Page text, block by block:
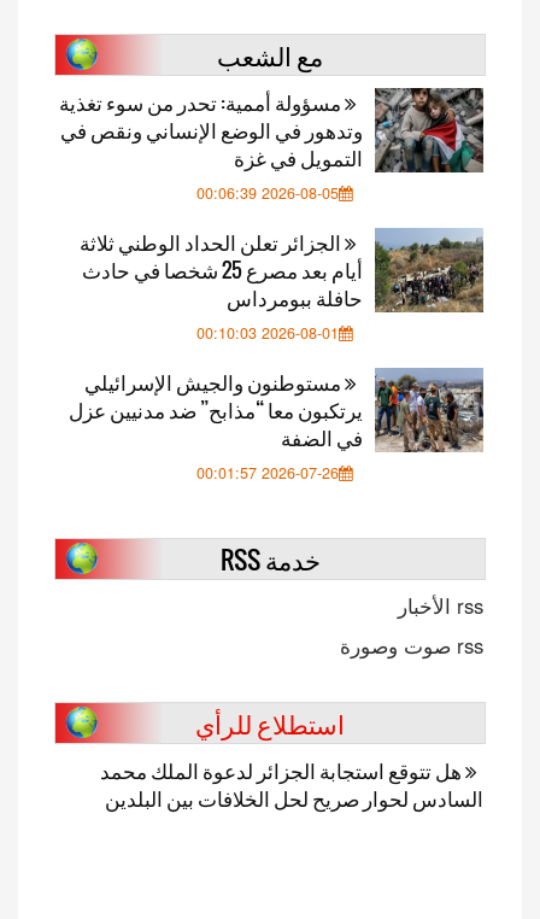
مع الشعب
مسؤولة أممية: تحدر من سوء تغذية
وتدهور في الوضع الإنساني ونقص في
التمويل في غزة
2026-08-05 00:06:39
الجزائر تعلن الحداد الوطني ثلاثة
أيام بعد مصرع 25 شخصا في حادث
حافلة ببومرداس
2026-08-01 00:10:03
مستوطنون والجيش الإسرائيلي
يرتكبون معا “مذابح” ضد مدنيين عزل
في الضفة
2026-07-26 00:01:57
خدمة RSS
rss الأخبار
rss صوت وصورة
استطلاع للرأي
هل تتوقع استجابة الجزائر لدعوة الملك محمد
السادس لحوار صريح لحل الخلافات بين البلدين